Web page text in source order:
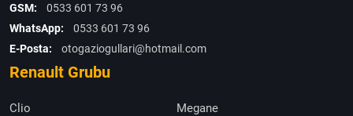
GSM:
0533 601 73 96
WhatsApp:
0533 601 73 96
E-Posta:
otogaziogullari@hotmail.com
Renault Grubu
Clio
Megane